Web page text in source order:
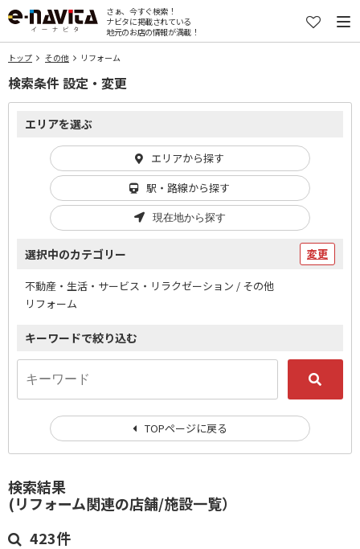
さぁ、今すぐ検索！
ナビタに掲載されている
地元のお店の情報が満載！
トップ その他 リフォーム
検索結果
(リフォーム関連の店舗/施設一覧）
423件
検索条件 設定・変更
エリアを選ぶ
エリアから探す
駅・路線から探す
現在地から探す
選択中のカテゴリー 変更
不動産・生活・サービス・リラクゼーション / その他
リフォーム
キーワードで絞り込む
TOPページに戻る